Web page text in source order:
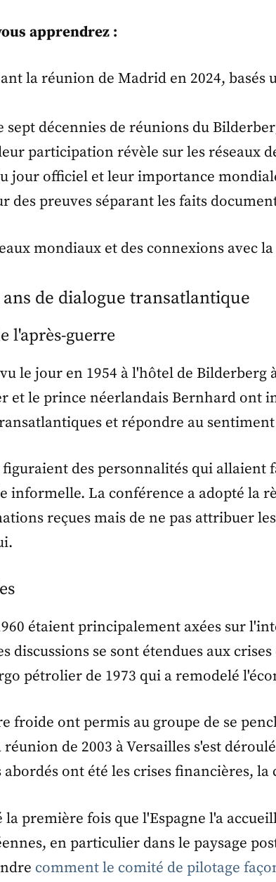
apprendrez :
la réunion de Madrid en 2024, basés
décennies de réunions du
participation révèle sur les réseaux
jour officiel et leur importance
des preuves séparant les faits
de dialogue transatlantique
l'après-guerre
le jour en 1954 à l'hôtel de Bilderberg
et le prince néerlandais Bernhard ont
et répondre au
des personnalités qui allaient
La conférence a adopté la
reçues mais de ne pas attribuer
étaient principalement axées sur
discussions se sont étendues aux
pétrolier de 1973 qui a remodelé
froide ont permis au groupe de se
de 2003 à Versailles s'est
ont été les crises financières,
première fois que l'Espagne l'a
en particulier dans le paysage
comment le comité de pilotage